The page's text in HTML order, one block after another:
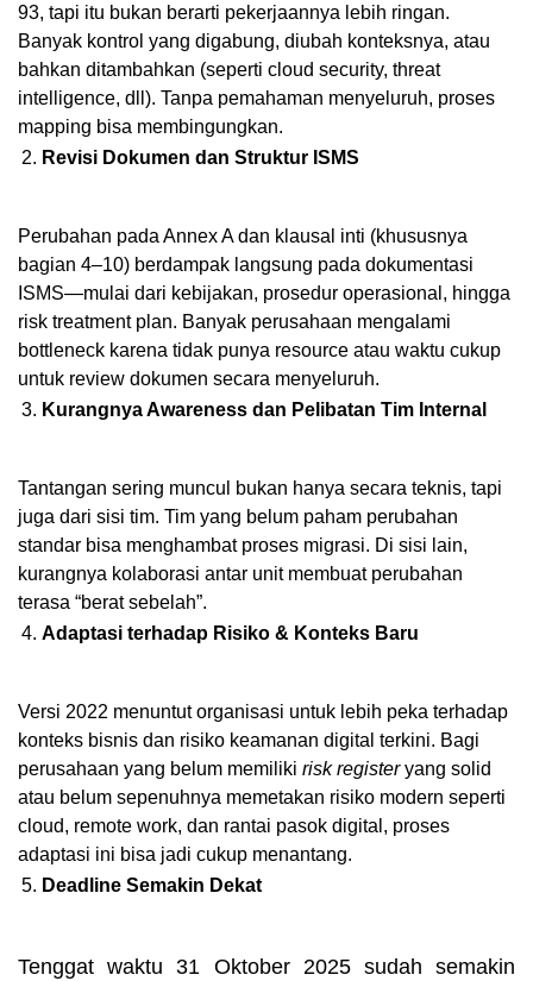
93, tapi itu bukan berarti pekerjaannya lebih ringan.
Banyak kontrol yang digabung, diubah konteksnya, atau
bahkan ditambahkan (seperti cloud security, threat
intelligence, dll). Tanpa pemahaman menyeluruh, proses
mapping bisa membingungkan.
Revisi Dokumen dan Struktur ISMS
Perubahan pada Annex A dan klausal inti (khususnya
bagian 4–10) berdampak langsung pada dokumentasi
ISMS—mulai dari kebijakan, prosedur operasional, hingga
risk treatment plan. Banyak perusahaan mengalami
bottleneck karena tidak punya resource atau waktu cukup
untuk review dokumen secara menyeluruh.
Kurangnya Awareness dan Pelibatan Tim Internal
Tantangan sering muncul bukan hanya secara teknis, tapi
juga dari sisi tim. Tim yang belum paham perubahan
standar bisa menghambat proses migrasi. Di sisi lain,
kurangnya kolaborasi antar unit membuat perubahan
terasa “berat sebelah”.
Adaptasi terhadap Risiko & Konteks Baru
Versi 2022 menuntut organisasi untuk lebih peka terhadap
konteks bisnis dan risiko keamanan digital terkini. Bagi
perusahaan yang belum memiliki risk registeryang solid
atau belum sepenuhnya memetakan risiko modern seperti
cloud, remote work, dan rantai pasok digital, proses
adaptasi ini bisa jadi cukup menantang.
Deadline Semakin Dekat
Tenggat waktu 31 Oktober 2025 sudah semakin